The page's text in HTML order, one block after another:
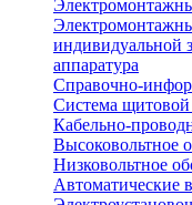
индивидуальной
аппаратура
Справочно-
Система
Кабельно-
Высоковольтное
Низковольтное